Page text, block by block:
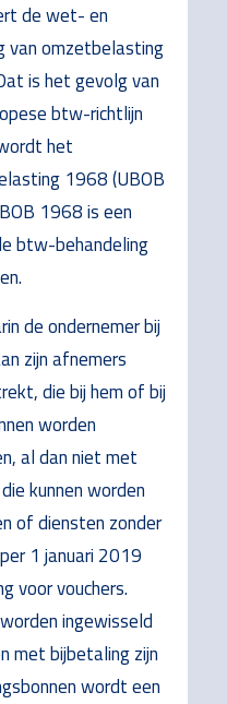
de wet- en
van omzetbelasting
is het gevolg van
btw-richtlijn
het
1968 (UBOB
1968 is een
btw-behandeling
de ondernemer bij
zijn afnemers
die bij hem of bij
worden
al dan niet met
kunnen worden
of diensten zonder
1 januari 2019
voor vouchers.
ingewisseld
met bijbetaling zijn
wordt een